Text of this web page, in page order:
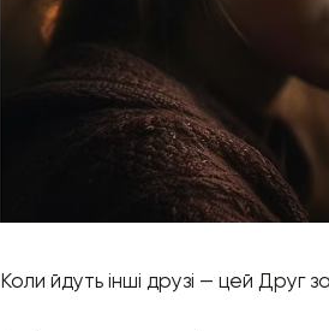
Коли йдуть інші друзі — цей Друг